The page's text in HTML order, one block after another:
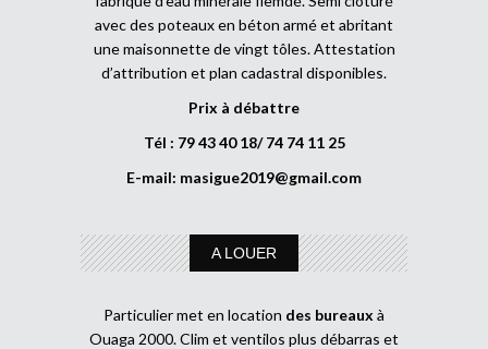
avec des poteaux en béton armé et abritant
une maisonnette de vingt tôles. Attestation
d’attribution et plan cadastral disponibles.
Prix à débattre
Tél : 79 43 40 18/ 74 74 11 25
E-mail: masigue2019@gmail.com
A LOUER
Particulier met en location des bureaux à
Ouaga 2000. Clim et ventilos plus débarras et